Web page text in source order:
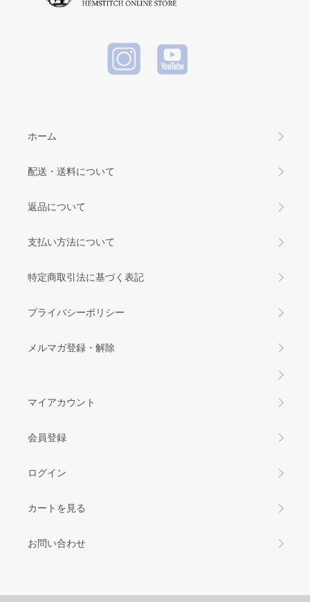
ホーム
配送・送料について
返品について
支払い方法について
特定商取引法に基づく表記
プライバシーポリシー
メルマガ登録・解除
マイアカウント
会員登録
ログイン
カートを見る
お問い合わせ